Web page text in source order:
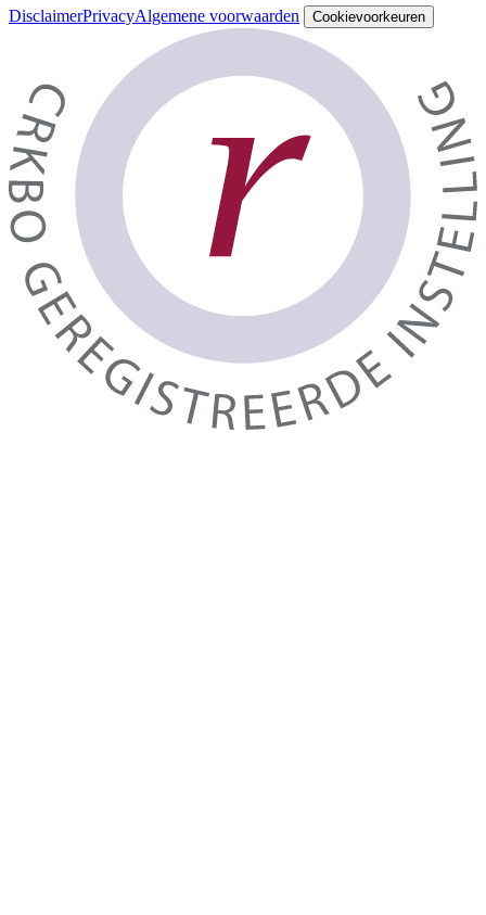
DisclaimerPrivacyAlgemene voorwaarden Cookievoorkeuren